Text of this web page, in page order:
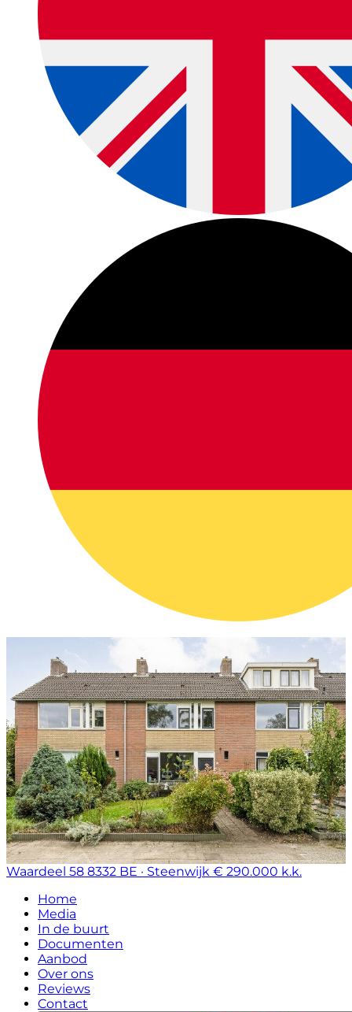
Waardeel 58 8332 BE · Steenwijk € 290.000 k.k.
Home
Media
In de buurt
Documenten
Aanbod
Over ons
Reviews
Contact